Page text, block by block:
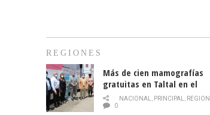
REGIONES
Más de cien mamografías
gratuitas en Taltal en el
mes de la prevención del
cáncer de mama
NACIONAL, PRINCIPAL,
0